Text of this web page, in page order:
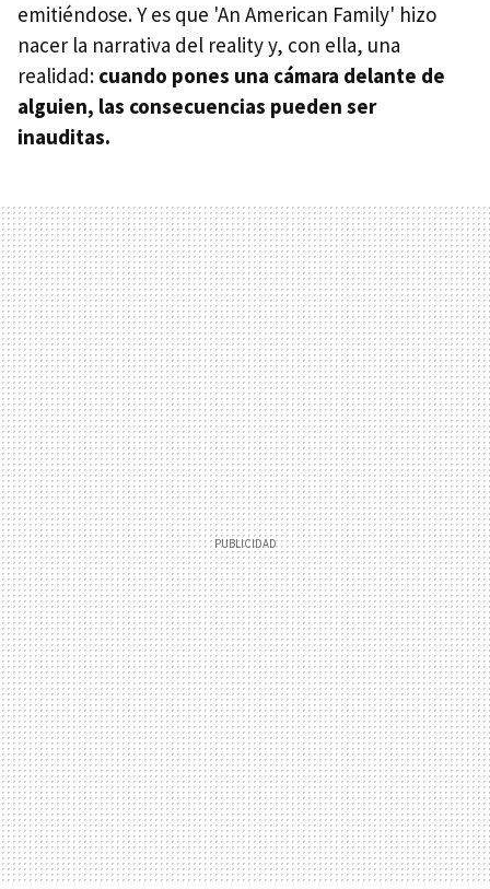
emitiéndose. Y es que 'An American Family' hizo
nacer la narrativa del reality y, con ella, una
realidad: cuando pones una cámara delante de
alguien, las consecuencias pueden ser
inauditas.